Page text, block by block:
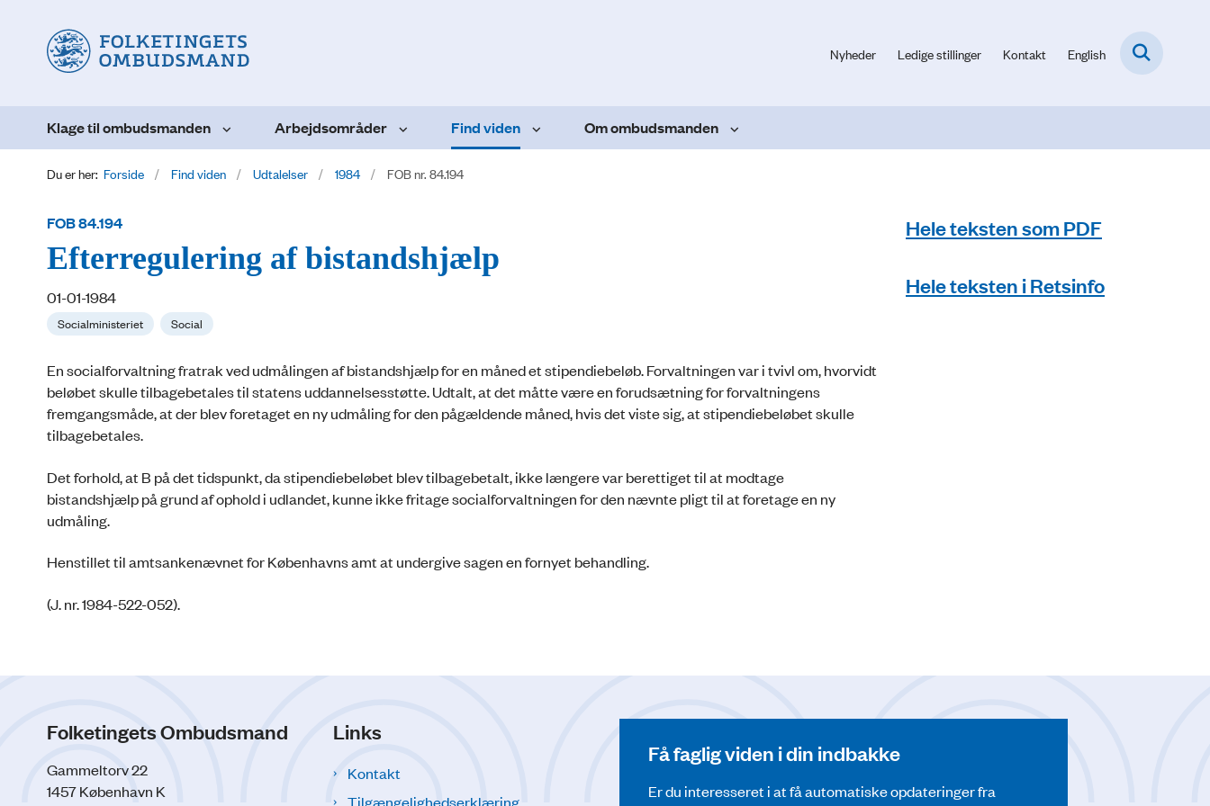
Nyheder Ledige stillinger Kontakt English
Klage til ombudsmanden Arbejdsområder Find viden Om ombudsmanden
Du er her: Forside Find viden Udtalelser 1984 FOB nr. 84.194
FOB 84.194
Efterregulering af bistandshjælp
01-01-1984
Socialministeriet Social
En socialforvaltning fratrak ved udmålingen af bistandshjælp for en måned et stipendiebeløb. Forvaltningen var i tvivl om, hvorvidt
beløbet skulle tilbagebetales til statens uddannelsesstøtte. Udtalt, at det måtte være en forudsætning for forvaltningens
fremgangsmåde, at der blev foretaget en ny udmåling for den pågældende måned, hvis det viste sig, at stipendiebeløbet skulle
tilbagebetales.
Det forhold, at B på det tidspunkt, da stipendiebeløbet blev tilbagebetalt, ikke længere var berettiget til at modtage
bistandshjælp på grund af ophold i udlandet, kunne ikke fritage socialforvaltningen for den nævnte pligt til at foretage en ny
udmåling.
Henstillet til amtsankenævnet for Københavns amt at undergive sagen en fornyet behandling.
(J. nr. 1984-522-052).
Hele teksten som PDF
Hele teksten i Retsinfo
Folketingets Ombudsmand
Gammeltorv 22
1457 København K
Links
Kontakt
Tilgængelighedserklæring
Få faglig viden i din indbakke
Er du interesseret i at få automatiske opdateringer fra